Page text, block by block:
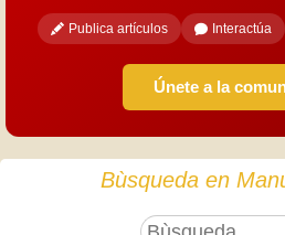
Publica artículos Interactúa
Únete a la
Bùsqueda en